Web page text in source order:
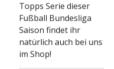
Topps Serie dieser
Fußball Bundesliga
Saison findet ihr
natürlich auch bei uns
im Shop!